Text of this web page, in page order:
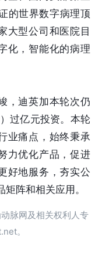
的世界数字病理顶
大型公司和医院目
化，智能化的病理
，迪英加本轮次仍
过亿元投资。本轮
业痛点，始终秉承
力优化产品，促进
好地服务，夯实公
阵和相关应用。
脉网及相关权利人专
。